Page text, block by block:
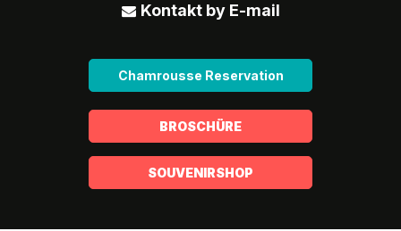
Kontakt by E-mail
Chamrousse Reservation
BROSCHÜRE
SOUVENIRSHOP